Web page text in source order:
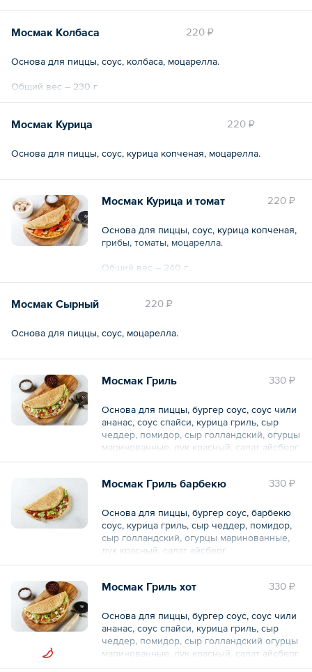
220 ₽
Мосмак Колбаса
Основа для пиццы, соус, колбаса, моцарелла.
Общий вес – 230 г
220 ₽
Мосмак Курица
Основа для пиццы, соус, курица копченая, моцарелла.
220 ₽
Мосмак Курица и томат
Основа для пиццы, соус, курица копченая,
грибы, томаты, моцарелла.
Общий вес – 240 г
220 ₽
Мосмак Сырный
Основа для пиццы, соус, моцарелла.
330 ₽
Мосмак Гриль
Основа для пиццы, бургер соус, соус чили
ананас, соус спайси, курица гриль, сыр
чеддер, помидор, сыр голландский, огурцы
маринованные, лук красный, салат айсберг.
330 ₽
Мосмак Гриль барбекю
Основа для пиццы, бургер соус, барбекю
соус, курица гриль, сыр чеддер, помидор,
сыр голландский, огурцы маринованные,
лук красный, салат айсберг.
330 ₽
Мосмак Гриль хот
Основа для пиццы, бургер соус, соус чили
ананас, соус спайси, курица гриль, сыр
чеддер, помидор, сыр голландский огурцы
маринованные, лук красный, салат айсберг,
халапеньо.